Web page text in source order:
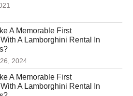
A Memorable First
A Lamborghini Rental In
2024
A Memorable First
A Lamborghini Rental In